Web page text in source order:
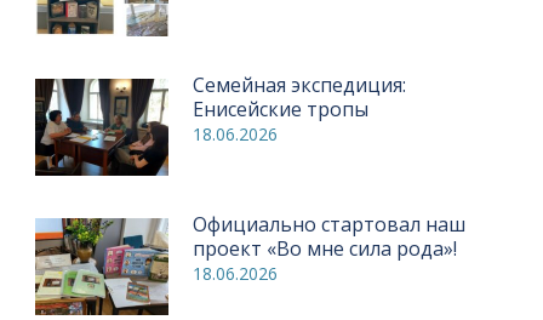
Семейная экспедиция:
Енисейские тропы
18.06.2026
Официально стартовал наш
проект «Во мне сила рода»!
18.06.2026